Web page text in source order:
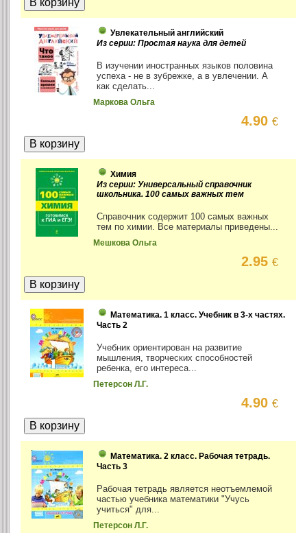
Увлекательный английский
Из серии: Простая наука для детей
В изучении иностранных языков половина
успеха - не в зубрежке, а в увлечении. А
как сделать...
Маркова Ольга
4.90€
Химия
Из серии: Универсальный справочник
школьника. 100 самых важных тем
Справочник содержит 100 самых важных
тем по химии. Все материалы приведены...
Мешкова Ольга
2.95€
Математика. 1 класс. Учебник в 3-х частях.
Часть 2
Учебник ориентирован на развитие
мышления, творческих способностей
ребенка, его интереса...
Петерсон Л.Г.
4.90€
Математика. 2 класс. Рабочая тетрадь.
Часть 3
Рабочая тетрадь является неотъемлемой
частью учебника математики "Учусь
учиться" для...
Петерсон Л.Г.